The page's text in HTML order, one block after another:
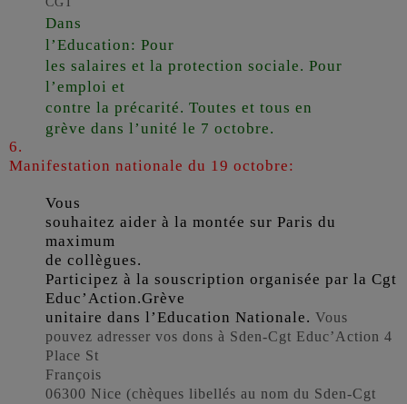
Dans
l’Education: Pour
les salaires et la protection sociale. Pour
l’emploi et
contre la précarité. Toutes et tous en
grève dans l’unité le 7 octobre.
6.
Manifestation nationale du 19 octobre:
Vous
souhaitez aider à la montée sur Paris du
maximum
de collègues.
Participez à la souscription organisée par la Cgt
Educ’Action.Grève
unitaire dans l’Education Nationale. Vous
pouvez adresser vos dons à Sden-Cgt Educ’Action 4
Place St
François
06300 Nice (chèques libellés au nom du Sden-Cgt